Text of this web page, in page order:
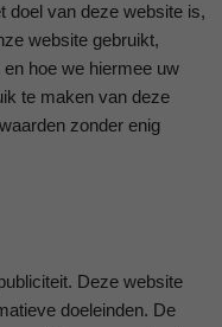
doel van deze website is,
website gebruikt,
hoe we hiermee uw
te maken van deze
zonder enig
Deze website
doeleinden. De